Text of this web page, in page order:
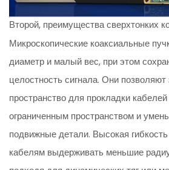
Второй, преимущества сверхтонких
Микроскопические коаксиальные
диаметр и малый вес, при этом
целостность сигнала. Они позволяют
пространство для прокладки
ограниченным пространством и
подвижные детали. Высокая
кабелям выдерживать меньшие